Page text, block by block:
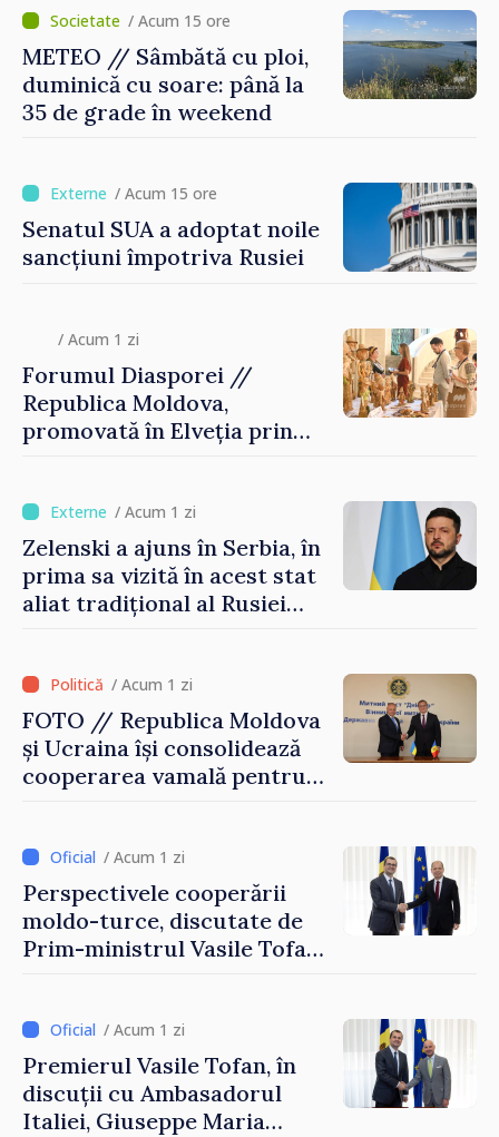
/ Acum 15 ore
METEO // Sâmbătă cu ploi,
duminică cu soare: până la
35 de grade în weekend
/ Acum 15 ore
Senatul SUA a adoptat noile
sancțiuni împotriva Rusiei
/ Acum 1 zi
Forumul Diasporei //
Republica Moldova,
promovată în Elveția prin
/ Acum 1 zi
Zelenski a ajuns în Serbia, în
prima sa vizită în acest stat
aliat tradițional al Rusiei
/ Acum 1 zi
FOTO // Republica Moldova
și Ucraina își consolidează
cooperarea vamală pentru
Reuniune la Moghiliov-
Podolsk
/ Acum 1 zi
Perspectivele cooperării
moldo-turce, discutate de
Prim-ministrul Vasile Tofan
/ Acum 1 zi
Premierul Vasile Tofan, în
discuții cu Ambasadorul
Italiei, Giuseppe Maria